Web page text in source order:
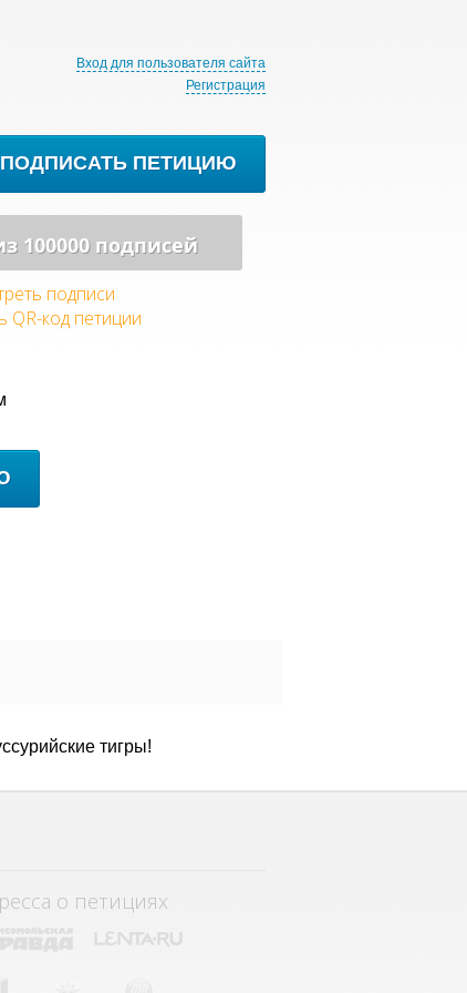
Вход для пользователя сайта
Регистрация
ПОДПИСАТЬ ПЕТИЦИЮ
100000 подписей
подписи
QR-код петиции
тигры!
о петициях